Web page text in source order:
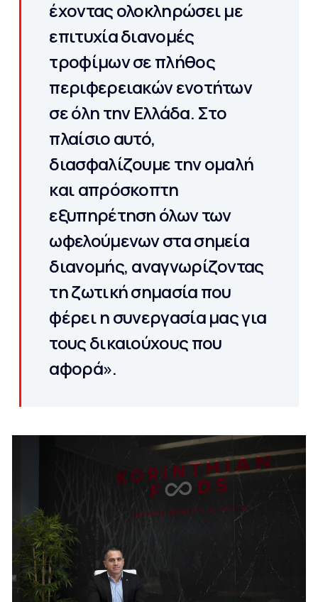
έχοντας ολοκληρώσει με
επιτυχία διανομές
τροφίμων σε πλήθος
περιφερειακών ενοτήτων
σε όλη την Ελλάδα. Στο
πλαίσιο αυτό,
διασφαλίζουμε την ομαλή
και απρόσκοπτη
εξυπηρέτηση όλων των
ωφελούμενων στα σημεία
διανομής, αναγνωρίζοντας
τη ζωτική σημασία που
φέρει η συνεργασία μας για
τους δικαιούχους που
αφορά».